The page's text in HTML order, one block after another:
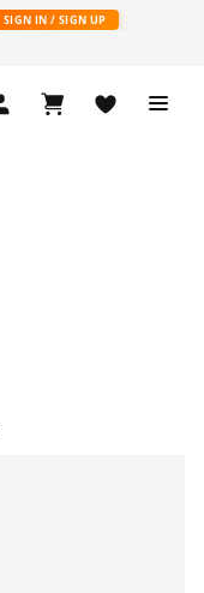
SIGN IN / SIGN UP